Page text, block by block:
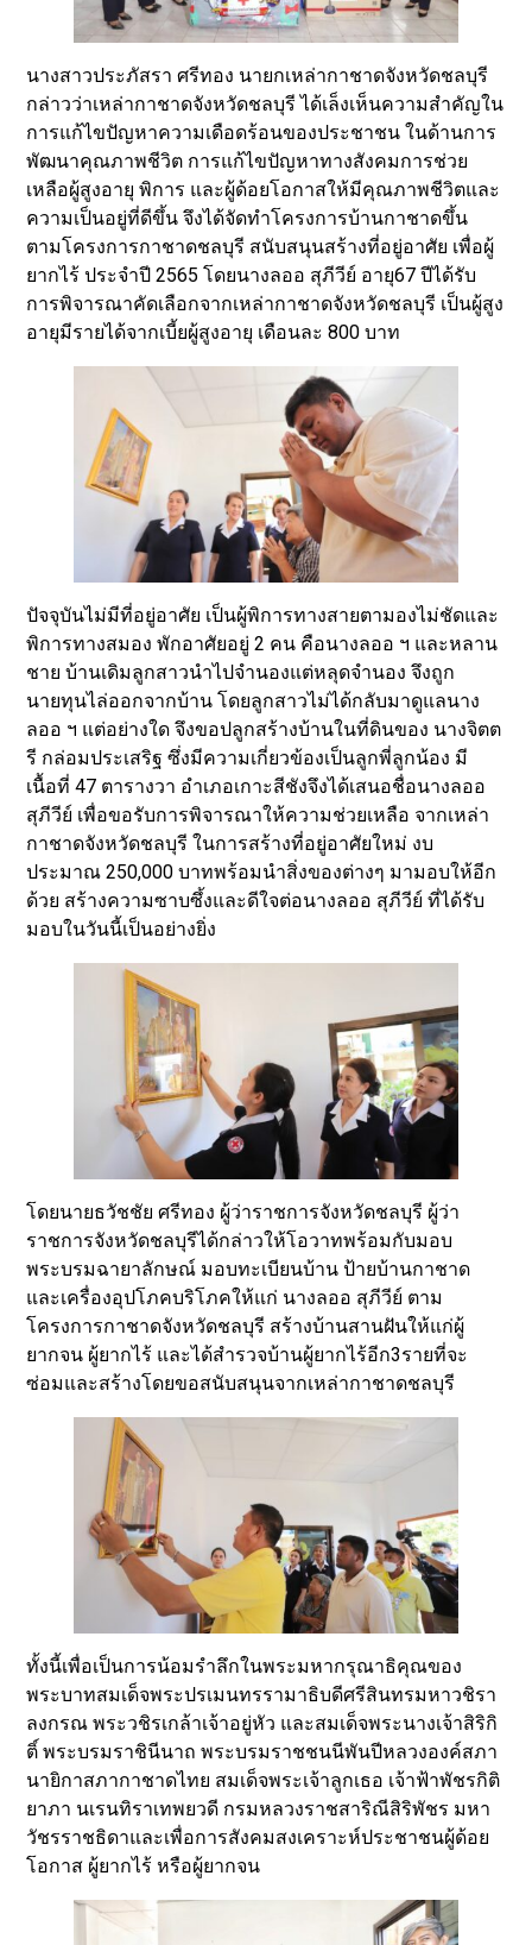
นางสาวประภัสรา ศรีทอง นายกเหล่ากาชาดจังหวัดชลบุรี
กล่าวว่าเหล่ากาชาดจังหวัดชลบุรี ได้เล็งเห็นความสำคัญใน
การแก้ไขปัญหาความเดือดร้อนของประชาชน ในด้านการ
พัฒนาคุณภาพชีวิต การแก้ไขปัญหาทางสังคมการช่วย
เหลือผู้สูงอายุ พิการ และผู้ด้อยโอกาสให้มีคุณภาพชีวิตและ
ความเป็นอยู่ที่ดีขึ้น จึงได้จัดทำโครงการบ้านกาชาดขึ้น
ตามโครงการกาชาดชลบุรี สนับสนุนสร้างที่อยู่อาศัย เพื่อผู้
ยากไร้ ประจำปี 2565 โดยนางลออ สุภีวีย์ อายุ67 ปีได้รับ
การพิจารณาคัดเลือกจากเหล่ากาชาดจังหวัดชลบุรี เป็นผู้สูง
อายุมีรายได้จากเบี้ยผู้สูงอายุ เดือนละ 800 บาท
ปัจจุบันไม่มีที่อยู่อาศัย เป็นผู้พิการทางสายตามองไม่ชัดและ
พิการทางสมอง พักอาศัยอยู่ 2 คน คือนางลออ ฯ และหลาน
ชาย บ้านเดิมลูกสาวนำไปจำนองแต่หลุดจำนอง จึงถูก
นายทุนไล่ออกจากบ้าน โดยลูกสาวไม่ได้กลับมาดูแลนาง
ลออ ฯ แต่อย่างใด จึงขอปลูกสร้างบ้านในที่ดินของ นางจิตต
รี กล่อมประเสริฐ ซึ่งมีความเกี่ยวข้องเป็นลูกพี่ลูกน้อง มี
เนื้อที่ 47 ตารางวา อำเภอเกาะสีชังจึงได้เสนอชื่อนางลออ
สุภีวีย์ เพื่อขอรับการพิจารณาให้ความช่วยเหลือ จากเหล่า
กาชาดจังหวัดชลบุรี ในการสร้างที่อยู่อาศัยใหม่ งบ
ประมาณ 250,000 บาทพร้อมนำสิ่งของต่างๆ มามอบให้อีก
ด้วย สร้างความซาบซึ้งและดีใจต่อนางลออ สุภีวีย์ ที่ได้รับ
มอบในวันนี้เป็นอย่างยิ่ง
โดยนายธวัชชัย ศรีทอง ผู้ว่าราชการจังหวัดชลบุรี ผู้ว่า
ราชการจังหวัดชลบุรีได้กล่าวให้โอวาทพร้อมกับมอบ
พระบรมฉายาลักษณ์ มอบทะเบียนบ้าน ป้ายบ้านกาชาด
และเครื่องอุปโภคบริโภคให้แก่ นางลออ สุภีวีย์ ตาม
โครงการกาชาดจังหวัดชลบุรี สร้างบ้านสานฝันให้แก่ผู้
ยากจน ผู้ยากไร้ และได้สำรวจบ้านผู้ยากไร้อีก3รายที่จะ
ซ่อมและสร้างโดยขอสนับสนุนจากเหล่ากาชาดชลบุรี
ทั้งนี้เพื่อเป็นการน้อมรำลึกในพระมหากรุณาธิคุณของ
พระบาทสมเด็จพระปรเมนทรรามาธิบดีศรีสินทรมหาวชิรา
ลงกรณ พระวชิรเกล้าเจ้าอยู่หัว และสมเด็จพระนางเจ้าสิริกิ
ติ์ พระบรมราชินีนาถ พระบรมราชชนนีพันปีหลวงองค์สภา
นายิกาสภากาชาดไทย สมเด็จพระเจ้าลูกเธอ เจ้าฟ้าพัชรกิติ
ยาภา นเรนทิราเทพยวดี กรมหลวงราชสาริณีสิริพัชร มหา
วัชรราชธิดาและเพื่อการสังคมสงเคราะห์ประชาชนผู้ด้อย
โอกาส ผู้ยากไร้ หรือผู้ยากจน